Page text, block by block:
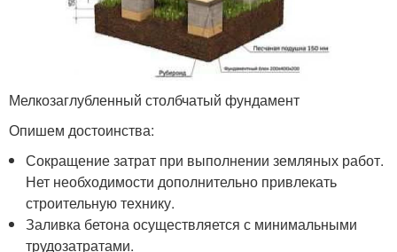
Мелкозаглубленный столбчатый фундамент
Опишем достоинства:
Сокращение затрат при выполнении земляных работ.
Нет необходимости дополнительно привлекать
строительную технику.
Заливка бетона осуществляется с минимальными
трудозатратами.